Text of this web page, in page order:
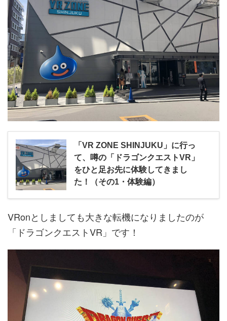
「VR ZONE SHINJUKU」に行っ
て、噂の「ドラゴンクエストVR」
をひと足お先に体験してきまし
た！（その1・体験編）
VRonとしましても大きな転機になりましたのが
「ドラゴンクエストVR」です！